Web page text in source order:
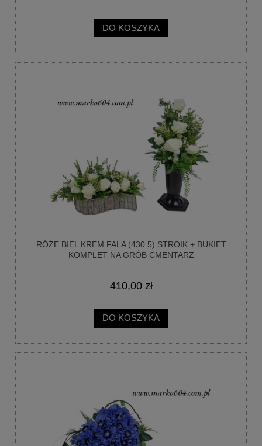
DO KOSZYKA
RÓŻE BIEL KREM FALA (430.5) STROIK + BUKIET
KOMPLET NA GRÓB CMENTARZ
410,00 zł
DO KOSZYKA